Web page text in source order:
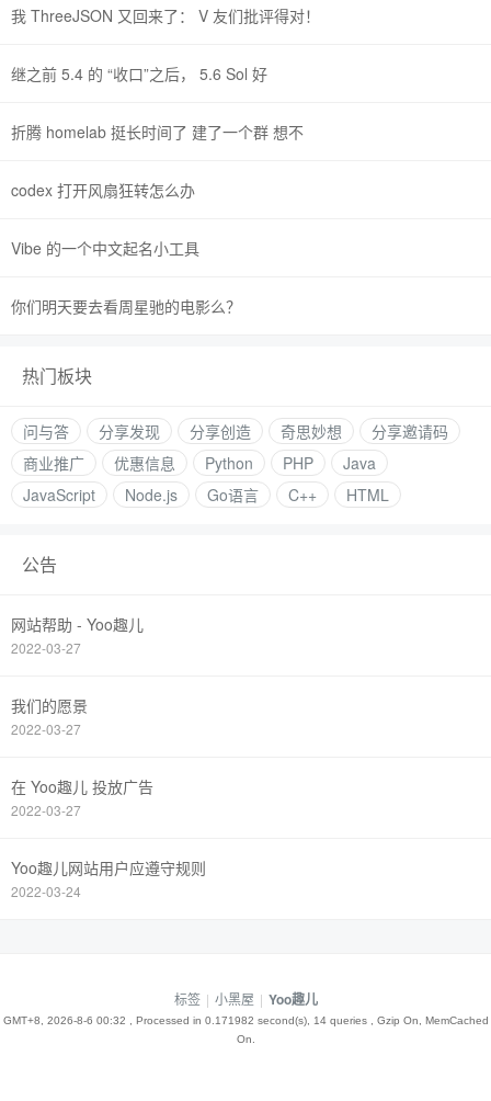
我 ThreeJSON 又回来了： V 友们批评得对！
继之前 5.4 的 “收口”之后， 5.6 Sol 好
折腾 homelab 挺长时间了 建了一个群 想不
codex 打开风扇狂转怎么办
Vibe 的一个中文起名小工具
你们明天要去看周星驰的电影么？
热门板块
问与答 分享发现 分享创造 奇思妙想
分享邀请码
商业推广
优惠信息 Python PHP
Java
JavaScript
Node.js Go语言 C++ HTML
公告
网站帮助 - Yoo趣儿
2022-03-27
我们的愿景
2022-03-27
在 Yoo趣儿 投放广告
2022-03-27
Yoo趣儿网站用户应遵守规则
2022-03-24
标签 | 小黑屋 | Yoo趣儿
GMT+8, 2026-8-6 00:32 , Processed in 0.171982 second(s), 14 queries , Gzip On, MemCached
On.